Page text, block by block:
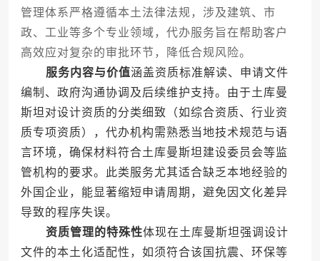
管理体系严格遵循本土法律法规，涉及建筑、市
政、工业等多个专业领域，代办服务旨在帮助客户
高效应对复杂的审批环节，降低合规风险。
服务内容与价值涵盖资质标准解读、申请文件
编制、政府沟通协调及后续维护支持。由于土库曼
斯坦对设计资质的分类细致（如综合资质、行业资
质专项资质），代办机构需熟悉当地技术规范与语
言环境，确保材料符合土库曼斯坦建设委员会等监
管机构的要求。此类服务尤其适合缺乏本地经验的
外国企业，能显著缩短申请周期，避免因文化差异
导致的程序失误。
资质管理的特殊性体现在土库曼斯坦强调设计
文件的本土化适配性，如须符合该国抗震、环保等